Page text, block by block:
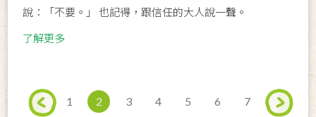
說：「不要。」 也記得，跟信任的大人說一聲。
了解更多
1 2 3 4 5 6 7